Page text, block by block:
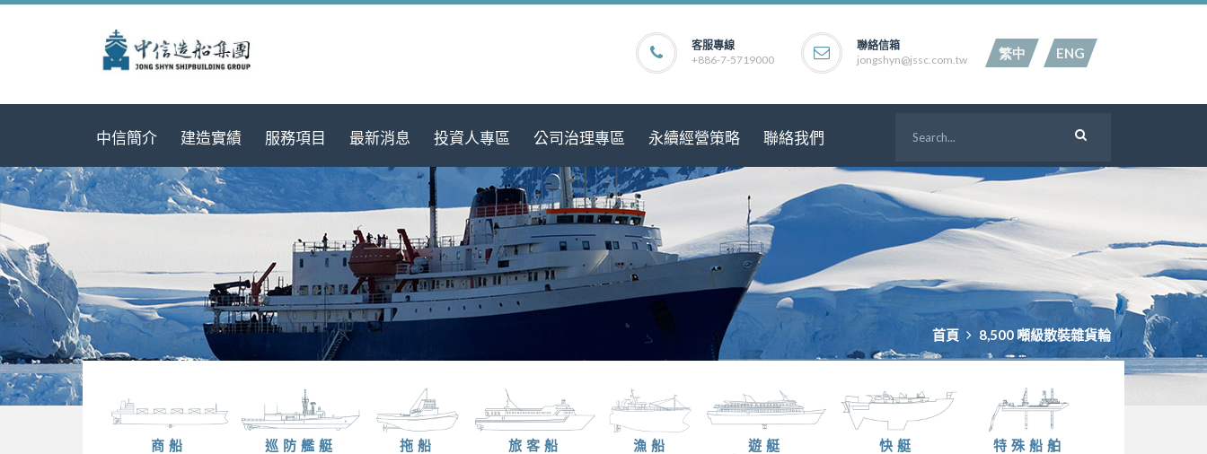
客服專線
+886-7-5719000
聯絡信箱
jongshyn@jssc.com.tw
繁中 ENG
中信簡介 建造實績 服務項目 最新消息 投資人專區 公司治理專區 永續經營策略 聯絡我們
首頁 8,500 噸級散裝雜貨輪
商船 巡防艦艇 拖船 旅客船 漁船 遊艇 快艇 特殊船舶